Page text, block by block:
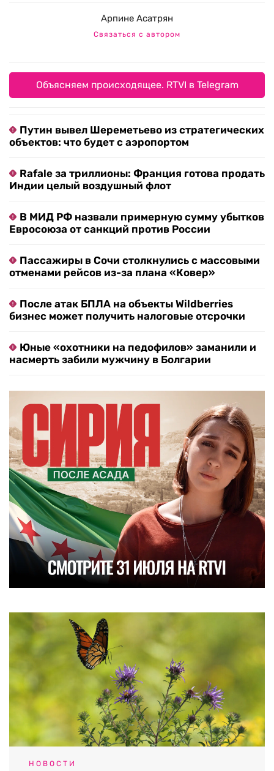
Арпине Асатрян
Связаться с автором
Объясняем происходящее. RTVI в Telegram
Путин вывел Шереметьево из стратегических
объектов: что будет с аэропортом
Rafale за триллионы: Франция готова продать
Индии целый воздушный флот
В МИД РФ назвали примерную сумму убытков
Евросоюза от санкций против России
Пассажиры в Сочи столкнулись с массовыми
отменами рейсов из-за плана «Ковер»
После атак БПЛА на объекты Wildberries
бизнес может получить налоговые отсрочки
Юные «охотники на педофилов» заманили и
насмерть забили мужчину в Болгарии
НОВОСТИ